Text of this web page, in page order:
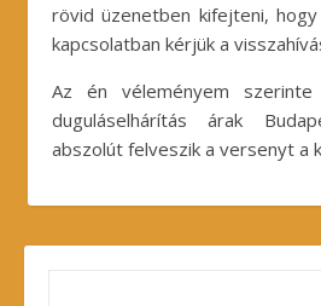
rövid üzenetben kifejteni,
kapcsolatban kérjük a
Az én véleményem
duguláselhárítás árak
abszolút felveszik a versenyt a